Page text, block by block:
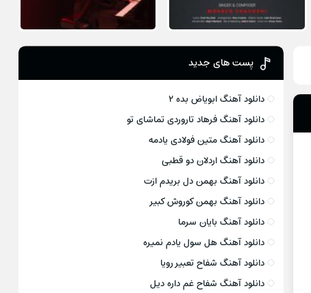
پست های جدید
دانلود آهنگ ابویاض بده ۲
دانلود آهنگ فرهاد تاروردی تماشای تو
دانلود آهنگ متین فولادی یادمه
دانلود آهنگ اردلان دو قطبی
دانلود آهنگ بهمن دل بریدم ازت
دانلود آهنگ بهمن کوروش کبیر
دانلود آهنگ بایان سرما
دانلود آهنگ هل سول یادم نمیره
دانلود آهنگ شفاح تعبیر رویا
دانلود آهنگ شفاح غم داره دیل